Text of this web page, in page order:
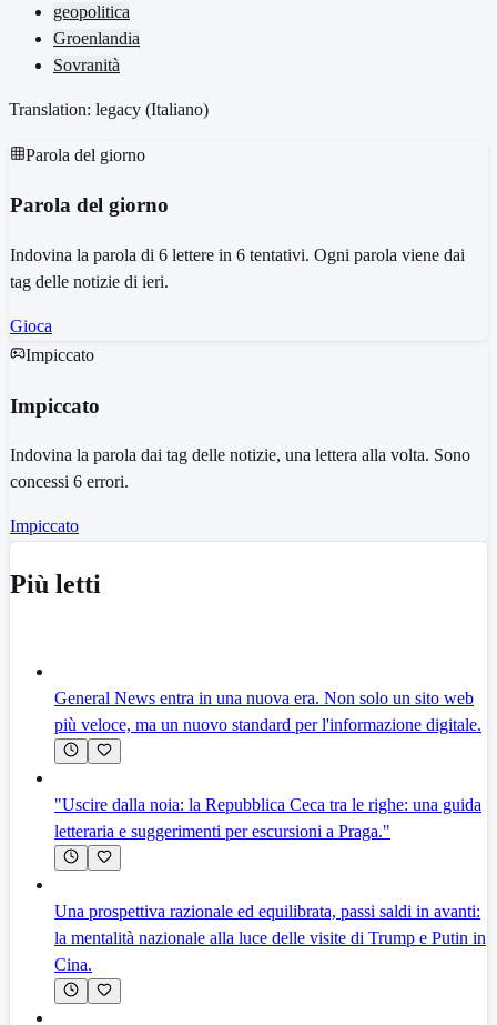
geopolitica
Groenlandia
Sovranità
Translation: legacy (Italiano)
Parola del giorno
Parola del giorno
Indovina la parola di 6 lettere in 6 tentativi. Ogni parola viene dai
tag delle notizie di ieri.
Gioca
Impiccato
Impiccato
Indovina la parola dai tag delle notizie, una lettera alla volta. Sono
concessi 6 errori.
Impiccato
Più letti
General News entra in una nuova era. Non solo un sito web
più veloce, ma un nuovo standard per l'informazione digitale.
"Uscire dalla noia: la Repubblica Ceca tra le righe: una guida
letteraria e suggerimenti per escursioni a Praga."
Una prospettiva razionale ed equilibrata, passi saldi in avanti:
la mentalità nazionale alla luce delle visite di Trump e Putin in
Cina.